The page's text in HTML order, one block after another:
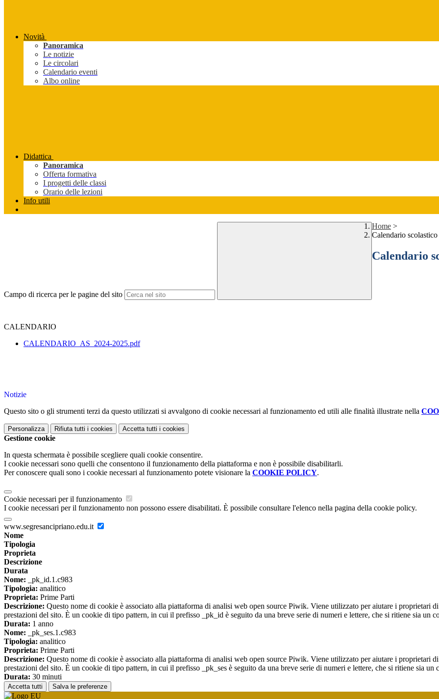
Novità
Panoramica
Le notizie
Le circolari
Calendario eventi
Albo online
Didattica
Panoramica
Offerta formativa
I progetti delle classi
Orario delle lezioni
Info utili
Campo di ricerca per le pagine del sito
Home >
Calendario scolastico
Calendario
CALENDARIO
CALENDARIO_AS_2024-2025.pdf
Notizie
Questo sito o gli strumenti terzi da questo utilizzati si avvalgono di cookie necessari al funzionamento ed utili alle finalità illustrate nella
Personalizza Rifiuta tutti i cookies Accetta tutti i cookies
Gestione cookie
In questa schermata è possibile scegliere quali cookie consentire.
I cookie necessari sono quelli che consentono il funzionamento della piattaforma e non è possibile disabilitarli.
Per conoscere quali sono i cookie necessari al funzionamento potete visionare la COOKIE POLICY.
Cookie necessari per il funzionamento
I cookie necessari per il funzionamento non possono essere disabilitati. È possibile consultare l'elenco nella pagina della cookie policy.
www.segresancipriano.edu.it
Nome
Tipologia
Proprieta
Descrizione
Durata
Nome: _pk_id.1.c983
Tipologia: analitico
Proprieta: Prime Parti
Descrizione: Questo nome di cookie è associato alla piattaforma di analisi web open source Piwik. Viene utilizzato per aiutare i proprietari
prestazioni del sito. È un cookie di tipo pattern, in cui il prefisso _pk_id è seguito da una breve serie di numeri e lettere, che si ritiene sia un
Durata: 1 anno
Nome: _pk_ses.1.c983
Tipologia: analitico
Proprieta: Prime Parti
Descrizione: Questo nome di cookie è associato alla piattaforma di analisi web open source Piwik. Viene utilizzato per aiutare i proprietari
prestazioni del sito. È un cookie di tipo pattern, in cui il prefisso _pk_ses è seguito da una breve serie di numeri e lettere, che si ritiene sia
Durata: 30 minuti
Accetta tutti Salva le preferenze